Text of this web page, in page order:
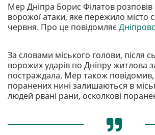
Мер Дніпра Борис Філатов розповів
ворожої атаки, яке пережило місто
червня. Про це повідомляє
За словами міського голови, після
ворожих ударів по Дніпру житлова
постраждала. Мер також
поранених нині залишаються в
людей рвані рани, осколкові